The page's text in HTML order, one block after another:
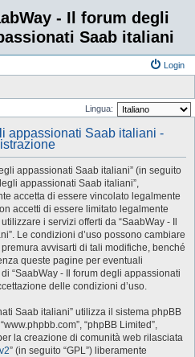
- Il forum degli
Saab italiani
Login
Lingua:
appassionati Saab italiani -
appassionati Saab italiani” (in seguito
appassionati Saab italiani”,
accetta di essere vincolato legalmente
accetti di essere limitato legalmente
i servizi offerti da “SaabWay - Il
Le condizioni d’uso possono cambiare
avvisarti di tali modifiche, benché
queste pagine per eventuali
“SaabWay - Il forum degli appassionati
delle condizioni d’uso.
Saab italiani” utilizza il sistema phpBB
“phpBB Limited”,
la creazione di comunità web rilasciata
” (in seguito “GPL”) liberamente